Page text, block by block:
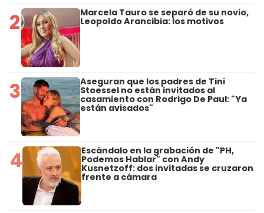
2 Marcela Tauro se separó de su novio,
Leopoldo Arancibia: los motivos
3 Aseguran que los padres de Tini
Stoessel no están invitados al
casamiento con Rodrigo De Paul: "Ya
están avisados"
4 Escándalo en la grabación de "PH,
Podemos Hablar" con Andy
Kusnetzoff: dos invitadas se cruzaron
frente a cámara